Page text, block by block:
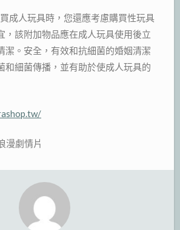
成人玩具時，您還應考慮購買性玩具
，該附加物品應在成人玩具使用後立
潔。安全，有效和抗細菌的婚姻清潔
和細菌傳播，並有助於使成人玩具的